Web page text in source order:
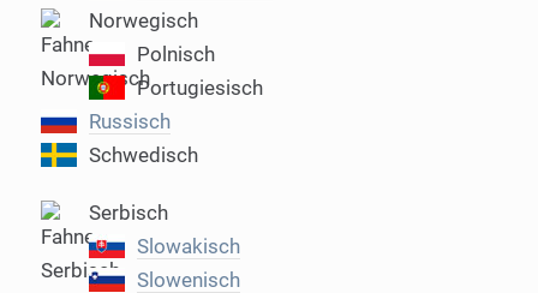
Norwegisch
Polnisch
Portugiesisch
Russisch
Schwedisch
Serbisch
Slowakisch
Slowenisch